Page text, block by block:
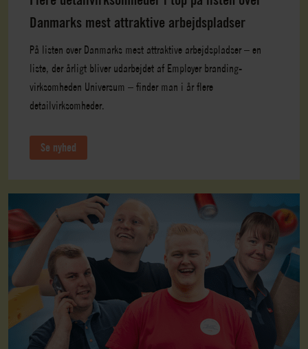
Danmarks mest attraktive arbejdspladser
På listen over Danmarks mest attraktive arbejdspladser – en
liste, der årligt bliver udarbejdet af Employer branding-
virksomheden Universum – finder man i år flere
detailvirksomheder.
Se nyhed